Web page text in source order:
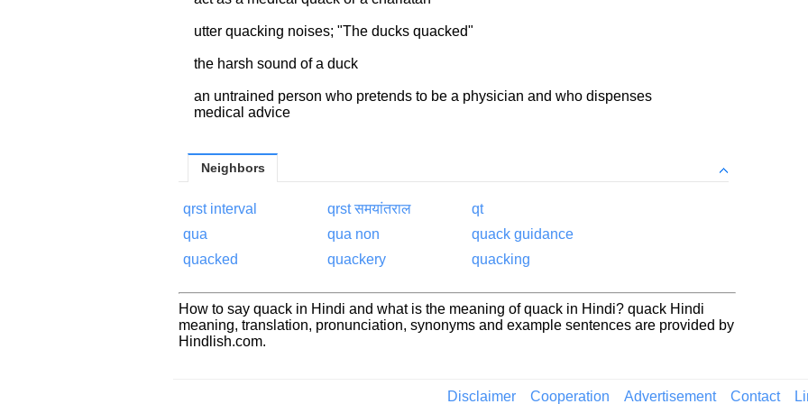
utter quacking noises; "The ducks quacked"
the harsh sound of a duck
an untrained person who pretends to be a physician and who dispenses
medical advice
Neighbors
qrst interval qrst समयांतराल
qt
qua
qua non
quack guidance
quacked
quackery quacking
How to say quack in Hindi and what is the meaning of quack in Hindi? quack Hindi
meaning, translation, pronunciation, synonyms and example sentences are provided by
Hindlish.com.
Disclaimer Cooperation Advertisement Contact